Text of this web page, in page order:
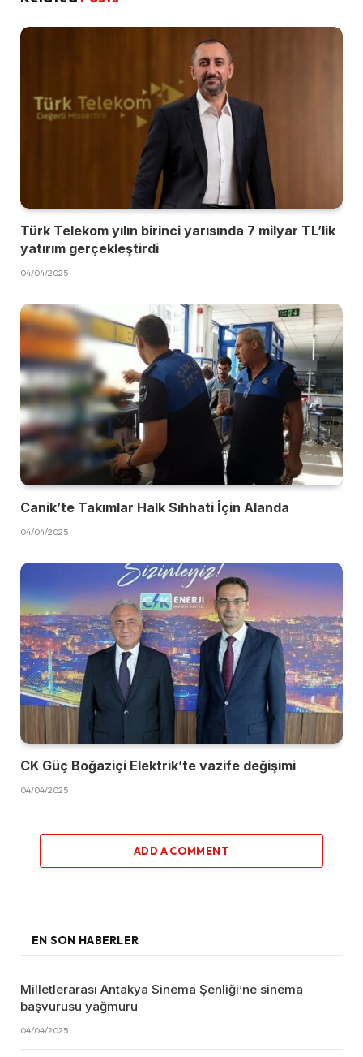
Türk Telekom yılın birinci yarısında 7 milyar TL’lik
yatırım gerçekleştirdi
04/04/2025
Canik’te Takımlar Halk Sıhhati İçin Alanda
04/04/2025
CK Güç Boğaziçi Elektrik’te vazife değişimi
04/04/2025
ADD A COMMENT
EN SON HABERLER
Milletlerarası Antakya Sinema Şenliği’ne sinema
başvurusu yağmuru
04/04/2025